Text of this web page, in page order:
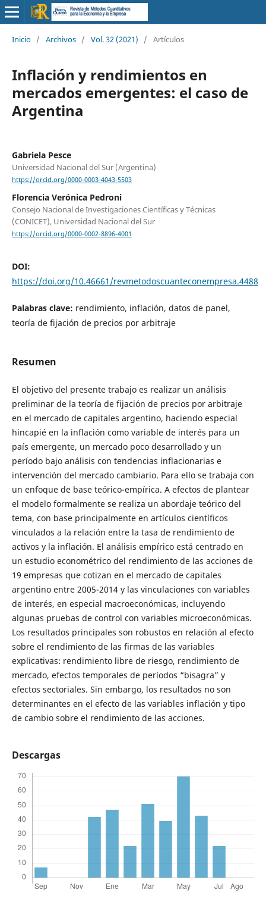
Inicio / Archivos / Vol. 32 (2021) / Artículos
Inflación y rendimientos en
mercados emergentes: el caso de
Argentina
Gabriela Pesce
Universidad Nacional del Sur (Argentina)
https://orcid.org/0000-0003-4043-5503
Florencia Verónica Pedroni
Consejo Nacional de Investigaciones Científicas y Técnicas
(CONICET), Universidad Nacional del Sur
https://orcid.org/0000-0002-8896-4001
DOI:
https://doi.org/10.46661/revmetodoscuanteconempresa.4488
Palabras clave: rendimiento, inflación, datos de panel,
teoría de fijación de precios por arbitraje
Resumen
El objetivo del presente trabajo es realizar un análisis
preliminar de la teoría de fijación de precios por arbitraje
en el mercado de capitales argentino, haciendo especial
hincapié en la inflación como variable de interés para un
país emergente, un mercado poco desarrollado y un
período bajo análisis con tendencias inflacionarias e
intervención del mercado cambiario. Para ello se trabaja con
un enfoque de base teórico-empírica. A efectos de plantear
el modelo formalmente se realiza un abordaje teórico del
tema, con base principalmente en artículos científicos
vinculados a la relación entre la tasa de rendimiento de
activos y la inflación. El análisis empírico está centrado en
un estudio econométrico del rendimiento de las acciones de
19 empresas que cotizan en el mercado de capitales
argentino entre 2005-2014 y las vinculaciones con variables
de interés, en especial macroeconómicas, incluyendo
algunas pruebas de control con variables microeconómicas.
Los resultados principales son robustos en relación al efecto
sobre el rendimiento de las firmas de las variables
explicativas: rendimiento libre de riesgo, rendimiento de
mercado, efectos temporales de períodos “bisagra” y
efectos sectoriales. Sin embargo, los resultados no son
determinantes en el efecto de las variables inflación y tipo
de cambio sobre el rendimiento de las acciones.
Descargas